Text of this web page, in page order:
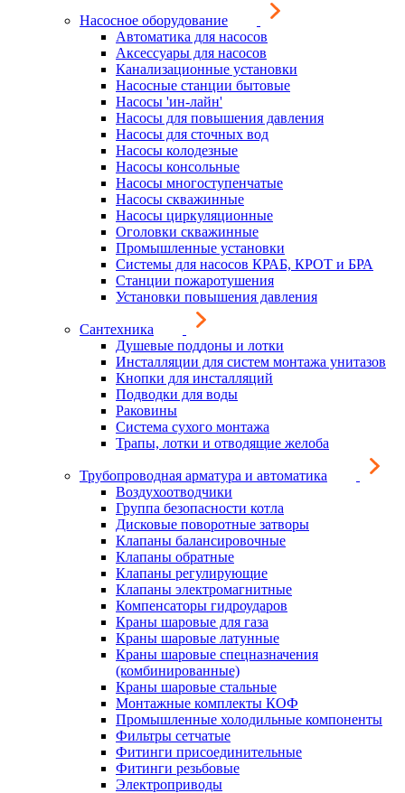
Насосное оборудование
Автоматика для насосов
Аксессуары для насосов
Канализационные установки
Насосные станции бытовые
Насосы 'ин-лайн'
Насосы для повышения давления
Насосы для сточных вод
Насосы колодезные
Насосы консольные
Насосы многоступенчатые
Насосы скважинные
Насосы циркуляционные
Оголовки скважинные
Промышленные установки
Системы для насосов КРАБ, КРОТ и БРА
Станции пожаротушения
Установки повышения давления
Сантехника
Душевые поддоны и лотки
Инсталляции для систем монтажа унитазов
Кнопки для инсталляций
Подводки для воды
Раковины
Система сухого монтажа
Трапы, лотки и отводящие желоба
Трубопроводная арматура и автоматика
Воздухоотводчики
Группа безопасности котла
Дисковые поворотные затворы
Клапаны балансировочные
Клапаны обратные
Клапаны регулирующие
Клапаны электромагнитные
Компенсаторы гидроударов
Краны шаровые для газа
Краны шаровые латунные
Краны шаровые спецназначения
(комбинированные)
Краны шаровые стальные
Монтажные комплекты КОФ
Промышленные холодильные компоненты
Фильтры сетчатые
Фитинги присоединительные
Фитинги резьбовые
Электроприводы